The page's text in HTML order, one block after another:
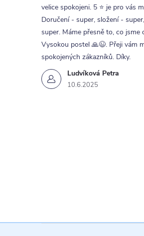
Ludvíková Petra
10.6.2025
velice spokojeni. 5 ⭐ je pro vás
Doručení - super, složení -
super. Máme přesně to, co jsme
Vysokou postel 🙏😉. Přeji vám
spokojených zákazníků. Díky.